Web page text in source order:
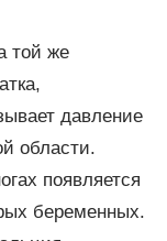
той же
давление
области.
появляется
беременных.